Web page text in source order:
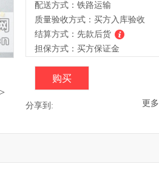
配送方式：铁路运输
质量验收方式：买方入库验收
结算方式： 先款后货
担保方式：买方保证金
更多
分享到: